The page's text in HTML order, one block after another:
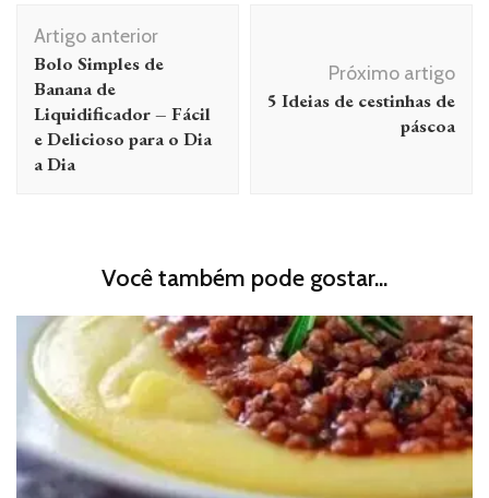
Navegação
de
post
Artigo anterior
Bolo Simples de
Banana de
Liquidificador – Fácil
e Delicioso para o Dia
a Dia
Próximo artigo
5 Ideias de cestinhas de
páscoa
Você também pode gostar...